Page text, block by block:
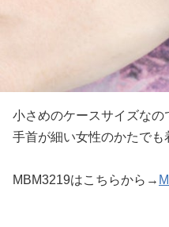
小さめのケースサイズなの
手首が細い女性のかたでも
MBM3219はこちらから→